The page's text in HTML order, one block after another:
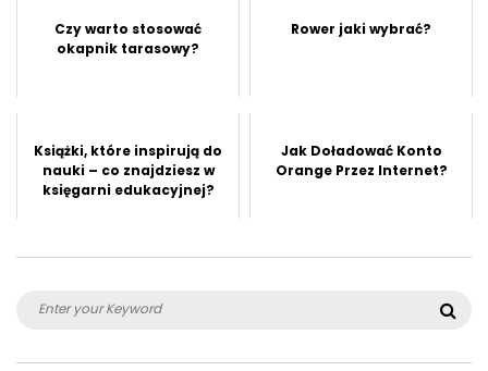
Czy warto stosować
okapnik tarasowy?
Rower jaki wybrać?
Książki, które inspirują do
nauki – co znajdziesz w
księgarni edukacyjnej?
Jak Doładować Konto
Orange Przez Internet?
Search